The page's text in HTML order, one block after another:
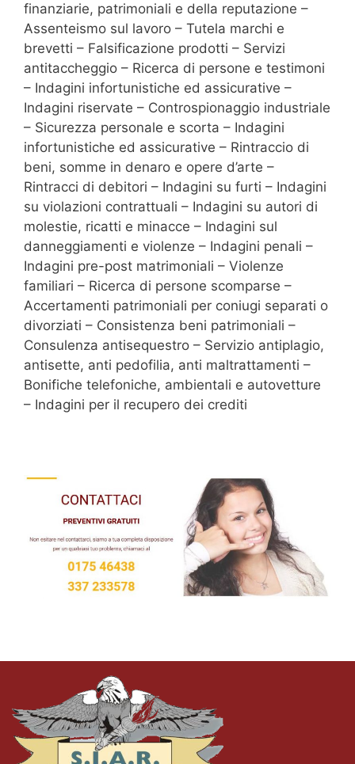
finanziarie, patrimoniali e della reputazione –
Assenteismo sul lavoro – Tutela marchi e
brevetti – Falsificazione prodotti – Servizi
antitaccheggio – Ricerca di persone e testimoni
– Indagini infortunistiche ed assicurative –
Indagini riservate – Controspionaggio industriale
– Sicurezza personale e scorta – Indagini
infortunistiche ed assicurative – Rintraccio di
beni, somme in denaro e opere d’arte –
Rintracci di debitori – Indagini su furti – Indagini
su violazioni contrattuali – Indagini su autori di
molestie, ricatti e minacce – Indagini sul
danneggiamenti e violenze – Indagini penali –
Indagini pre-post matrimoniali – Violenze
familiari – Ricerca di persone scomparse –
Accertamenti patrimoniali per coniugi separati o
divorziati – Consistenza beni patrimoniali –
Consulenza antisequestro – Servizio antiplagio,
antisette, anti pedofilia, anti maltrattamenti –
Bonifiche telefoniche, ambientali e autovetture
– Indagini per il recupero dei crediti